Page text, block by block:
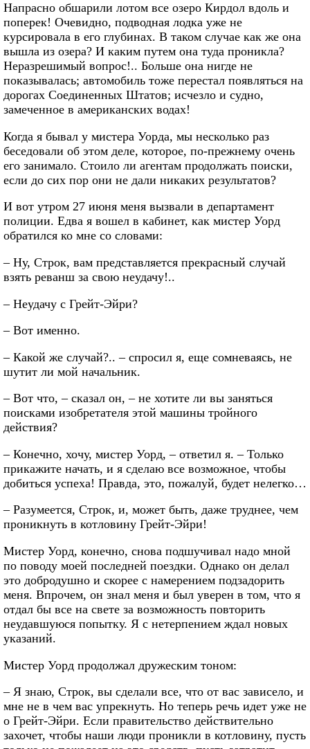
Напрасно обшарили лотом все озеро Кирдол вдоль и
поперек! Очевидно, подводная лодка уже не
курсировала в его глубинах. В таком случае как же она
вышла из озера? И каким путем она туда проникла?
Неразрешимый вопрос!.. Больше она нигде не
показывалась; автомобиль тоже перестал появляться на
дорогах Соединенных Штатов; исчезло и судно,
замеченное в американских водах!
Когда я бывал у мистера Уорда, мы несколько раз
беседовали об этом деле, которое, по-прежнему очень
его занимало. Стоило ли агентам продолжать поиски,
если до сих пор они не дали никаких результатов?
И вот утром 27 июня меня вызвали в департамент
полиции. Едва я вошел в кабинет, как мистер Уорд
обратился ко мне со словами:
– Ну, Строк, вам представляется прекрасный случай
взять реванш за свою неудачу!..
– Неудачу с Грейт-Эйри?
– Вот именно.
– Какой же случай?.. – спросил я, еще сомневаясь, не
шутит ли мой начальник.
– Вот что, – сказал он, – не хотите ли вы заняться
поисками изобретателя этой машины тройного
действия?
– Конечно, хочу, мистер Уорд, – ответил я. – Только
прикажите начать, и я сделаю все возможное, чтобы
добиться успеха! Правда, это, пожалуй, будет нелегко…
– Разумеется, Строк, и, может быть, даже труднее, чем
проникнуть в котловину Грейт-Эйри!
Мистер Уорд, конечно, снова подшучивал надо мной
по поводу моей последней поездки. Однако он делал
это добродушно и скорее с намерением подзадорить
меня. Впрочем, он знал меня и был уверен в том, что я
отдал бы все на свете за возможность повторить
неудавшуюся попытку. Я с нетерпением ждал новых
указаний.
Мистер Уорд продолжал дружеским тоном:
– Я знаю, Строк, вы сделали все, что от вас зависело, и
мне не в чем вас упрекнуть. Но теперь речь идет уже не
о Грейт-Эйри. Если правительство действительно
захочет, чтобы наши люди проникли в котловину, пусть